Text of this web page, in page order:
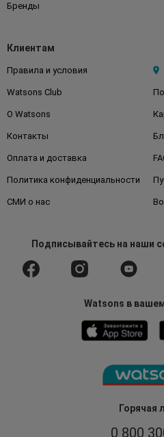
Горячая
0 800
Бренды
Клиентам
Правила и условия
Watsons Club
О Watsons
Контакты
Оплата и доставка
Политика конфиденциальности
СМИ о нас
Подписывайтесьна наши
Watsons в